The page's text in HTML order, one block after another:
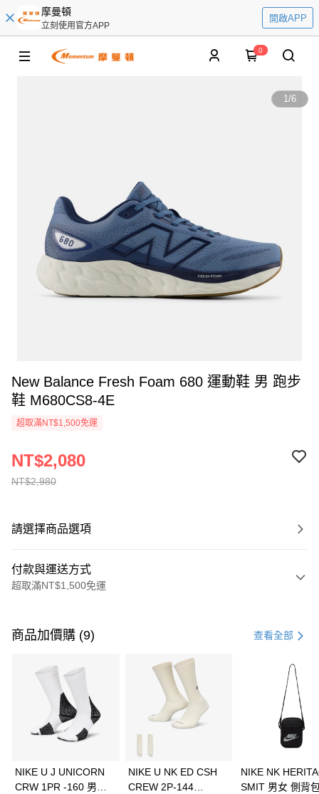
摩曼頓
立刻使用官方APP
開啟APP
0
1/6
New Balance Fresh Foam 680 運動鞋 男 跑步
鞋 M680CS8-4E
超取滿NT$1,500免運
NT$2,980
NT$2,080
請選擇商品選項
付款與運送方式
超取滿NT$1,500免運
信用卡一次付款
3 期 0 利率 每期 21家銀行
合作金庫商業銀行
第一商業銀行
華南商業銀行
彰化商業銀行
上海商業儲蓄銀行
Apple Pay
全盈+PAY
商品加價購 (9) 查看全部
NIKE U J UNICORN
CRW 1PR -160 男女
NIKE U NK ED CSH
CREW 2P-144
NIKE NK
SMIT 男女 側背